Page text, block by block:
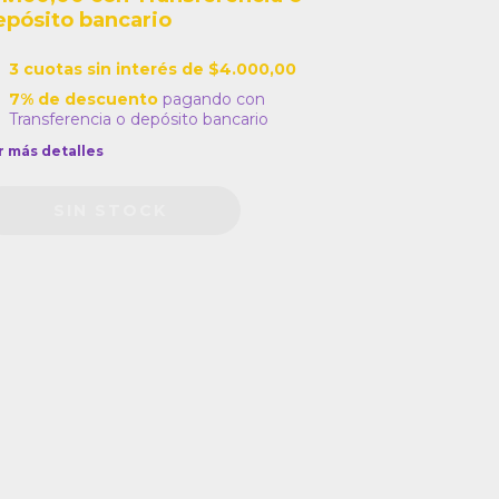
bancario
3 cuotas sin interés de $4.000,00
7% de descuentopagando con
Transferencia o depósito bancario
más detalles